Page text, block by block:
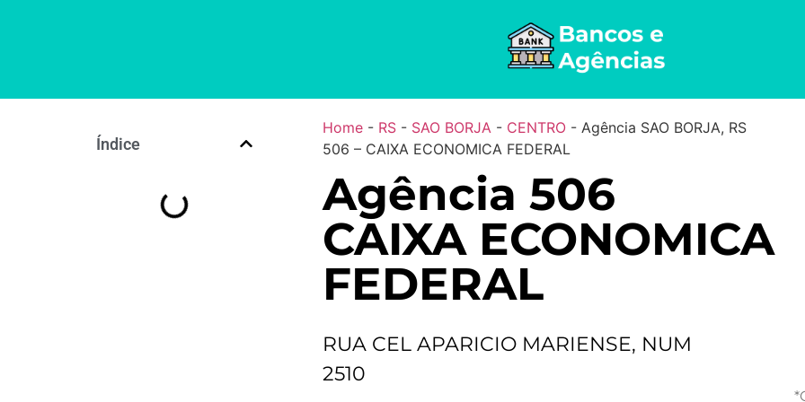
Índice
Home- RS- SAO BORJA - CENTRO- Agência SAO BORJA, RS
506 – CAIXA ECONOMICA FEDERAL
Agência 506
CAIXA ECONOMICA
FEDERAL
RUA CEL APARICIO MARIENSE, NUM
2510